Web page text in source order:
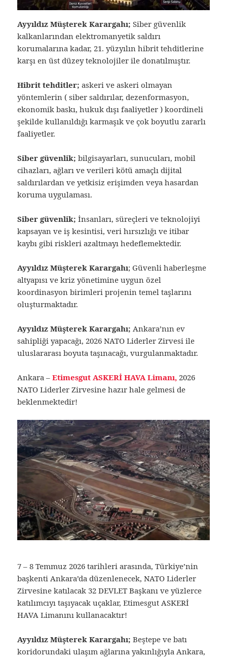
Ayyıldız Müşterek Karargahı;Siber güvenlik
kalkanlarından elektromanyetik saldırı
korumalarına kadar, 21. yüzyılın hibrit tehditlerine
karşı en üst düzey teknolojiler ile donatılmıştır.
Hibrit tehditler; askeri ve askeri olmayan
yöntemlerin ( siber saldırılar, dezenformasyon,
ekonomik baskı, hukuk dışı faaliyetler ) koordineli
şekilde kullanıldığı karmaşık ve çok boyutlu zararlı
faaliyetler.
Siber güvenlik; bilgisayarları, sunucuları, mobil
cihazları, ağları ve verileri kötü amaçlı dijital
saldırılardan ve yetkisiz erişimden veya hasardan
koruma uygulaması.
Siber güvenlik; İnsanları, süreçleri ve teknolojiyi
kapsayan ve iş kesintisi, veri hırsızlığı ve itibar
kaybı gibi riskleri azaltmayı hedeflemektedir.
Ayyıldız Müşterek Karargahı; Güvenli haberleşme
altyapısı ve kriz yönetimine uygun özel
koordinasyon birimleri projenin temel taşlarını
oluşturmaktadır.
Ayyıldız Müşterek Karargahı; Ankara’nın ev
sahipliği yapacağı, 2026 NATO Liderler Zirvesi ile
uluslararası boyuta taşınacağı, vurgulanmaktadır.
Ankara –Etimesgut ASKERİ HAVA Limanı, 2026
NATO Liderler Zirvesine hazır hale gelmesi de
beklenmektedir!
7 – 8 Temmuz 2026 tarihleri arasında, Türkiye’nin
başkenti Ankara’da düzenlenecek, NATO Liderler
Zirvesine katılacak 32 DEVLET Başkanı ve yüzlerce
katılımcıyı taşıyacak uçaklar, Etimesgut ASKERİ
HAVA Limanını kullanacaktır!
Ayyıldız Müşterek Karargahı; Beştepe ve batı
koridorundaki ulaşım ağlarına yakınlığıyla Ankara,